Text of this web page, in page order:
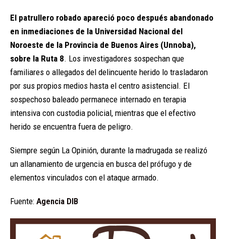
El patrullero robado apareció poco después abandonado
en inmediaciones de la Universidad Nacional del
Noroeste de la Provincia de Buenos Aires (Unnoba),
sobre la Ruta 8. Los investigadores sospechan que
familiares o allegados del delincuente herido lo trasladaron
por sus propios medios hasta el centro asistencial. El
sospechoso baleado permanece internado en terapia
intensiva con custodia policial, mientras que el efectivo
herido se encuentra fuera de peligro.
Siempre según La Opinión, durante la madrugada se realizó
un allanamiento de urgencia en busca del prófugo y de
elementos vinculados con el ataque armado.
Fuente: Agencia DIB